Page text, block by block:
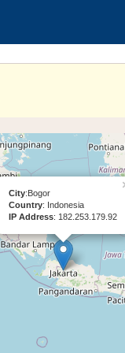
City:Bogor
Country: Indonesia
IP Address: 182.253.179.92